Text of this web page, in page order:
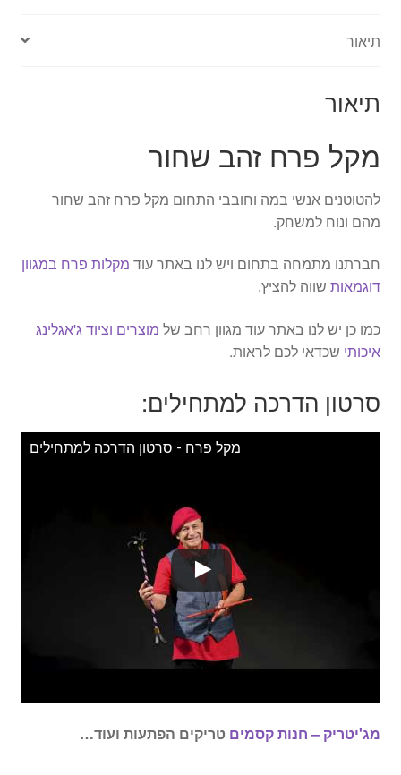
תיאור
תיאור
מקל פרח זהב שחור
להטוטנים אנשי במה וחובבי התחום מקל פרח זהב שחור
מהם ונוח למשחק.
חברתנו מתמחה בתחום ויש לנו באתר עוד מקלות פרח במגוון
דוגמאותשווה להציץ.
כמו כן יש לנו באתר עוד מגוון רחב של מוצרים וציוד ג'אגלינג
איכותי שכדאי לכם לראות.
סרטון הדרכה למתחילים:
מקל פרח - סרטון הדרכה למתחילים
מג'יטריק – חנות קסמים טריקים הפתעות ועוד…